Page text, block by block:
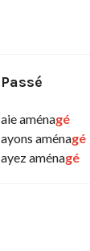
Passé
aie aménagé
ayons aménagé
ayez aménagé